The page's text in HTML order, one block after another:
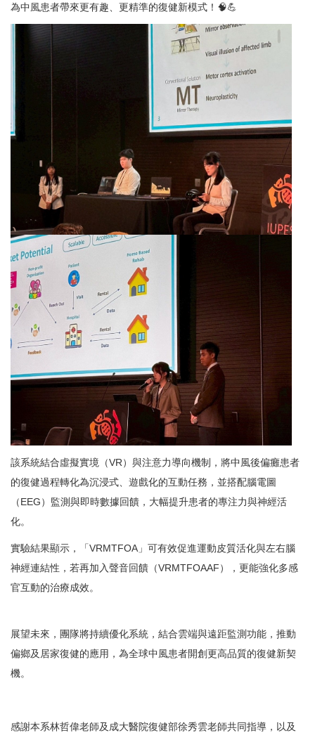
為中風患者帶來更有趣、更精準的復健新模式！🧠💪
該系統結合虛擬實境（VR）與注意力導向機制，將中風後偏癱患者
的復健過程轉化為沉浸式、遊戲化的互動任務，並搭配腦電圖
（EEG）監測與即時數據回饋，大幅提升患者的專注力與神經活
化。
實驗結果顯示，「VRMTFOA」可有效促進運動皮質活化與左右腦
神經連結性，若再加入聲音回饋（VRMTFOAAF），更能強化多感
官互動的治療成效。
展望未來，團隊將持續優化系統，結合雲端與遠距監測功能，推動
偏鄉及居家復健的應用，為全球中風患者開創更高品質的復健新契
機。
感謝本系林哲偉老師及成大醫院復健部徐秀雲老師共同指導，以及